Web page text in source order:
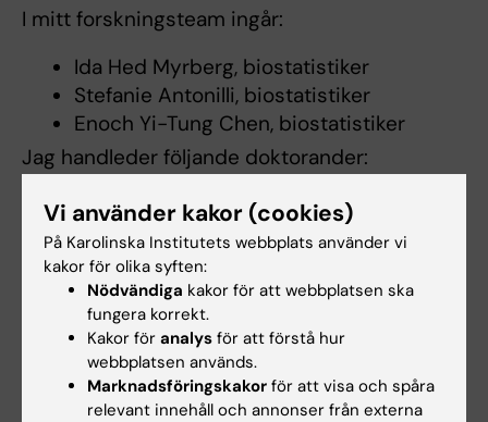
I mitt forskningsteam ingår:
Ida Hed Myrberg, biostatistiker
Stefanie Antonilli, biostatistiker
Enoch Yi-Tung Chen, biostatistiker
Jag handleder följande doktorander:
Ida Hed Myrberg (huvudhandledare)
Kári Kristjánsson (bihandledare)
Joel Joelsson (bihandledare)
Orlinda Brahimllari (bihandledare)
Kristina Noring (bihandledare)
Undervisning
Vi använder kakor (cookies)
På Karolinska Institutets webbplats använder vi
kakor för olika syften:
Nödvändiga kakor för att webbplatsen ska
fungera korrekt.
Kakor för analys för att förstå hur
webbplatsen används.
Marknadsföringskakor för att visa och spåra
relevant innehåll och annonser från externa